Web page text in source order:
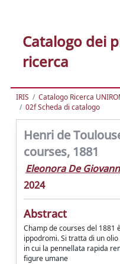
Catalogo dei
ricerca
IRIS Catalogo Ricerca
02f Scheda di catalogo
Henri de
courses, 1881
Eleonora De
2024
Abstract
Champ de courses del 1881
ippodromi. Si tratta di un
in cui la pennellata rapida
figure umane